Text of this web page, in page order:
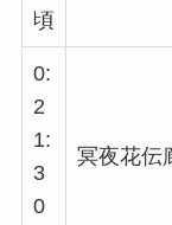
頃
0:
2
1:
3
0
冥夜花伝